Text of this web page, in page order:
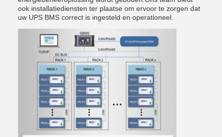
ook installatiediensten ter plaatse om ervoor te zorgen dat
uw UPS BMS correct is ingesteld en operationeel.